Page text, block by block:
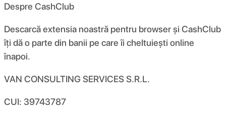
Despre CashClub
Descarcă extensia noastră pentru browser și CashClub
îți dă o parte din banii pe care îi cheltuiești online
înapoi.
VAN CONSULTING SERVICES S.R.L.
CUI: 39743787